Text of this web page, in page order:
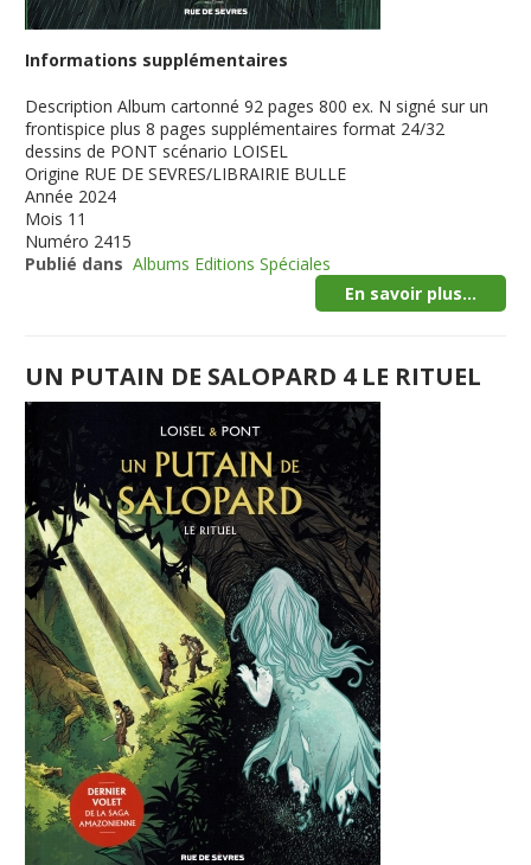
Informations supplémentaires
Description Album cartonné 92 pages 800 ex. N signé sur un
frontispice plus 8 pages supplémentaires format 24/32
dessins de PONT scénario LOISEL
Origine RUE DE SEVRES/LIBRAIRIE BULLE
Année 2024
Mois 11
Numéro 2415
Publié dans Albums Editions Spéciales
En savoir plus...
UN PUTAIN DE SALOPARD 4 LE RITUEL